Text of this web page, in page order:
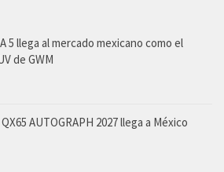
5 llega al mercado mexicano como el
de GWM
AUTOGRAPH 2027 llega a México